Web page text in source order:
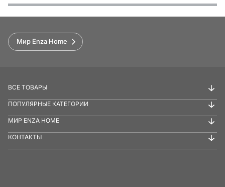
Функции
Варианты оплаты
Условия доставки и возврата
Обзор
Мир Enza Home
ВСЕ ТОВАРЫ
ПОПУЛЯРНЫЕ КАТЕГОРИИ
МИР ENZA HOME
КОНТАКТЫ